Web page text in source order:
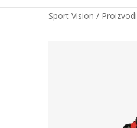
Sport Vision Proizvodi